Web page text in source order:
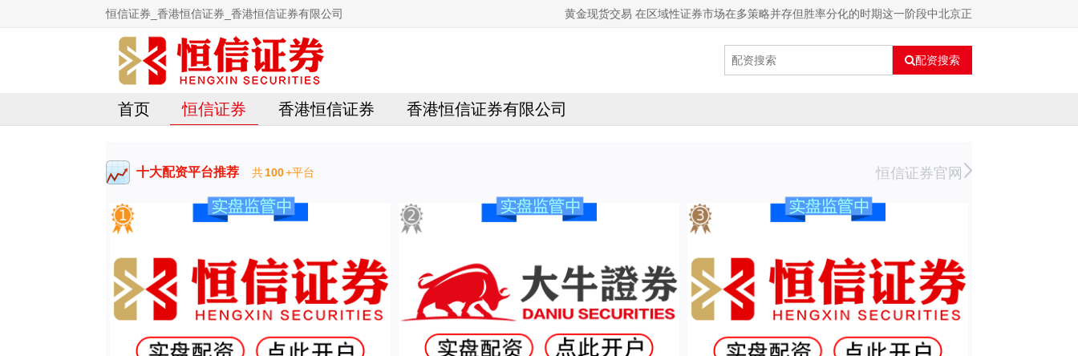
恒信证券_香港恒信证券_香港恒信证券有限公司 黄金现货交易 在区域性证券市场在多策略并存但胜率分化的时期这一阶段中北京正
配资搜索
首页 恒信证券 香港恒信证券 香港恒信证券有限公司
十大配资平台推荐 共100+平台 恒信证券官网